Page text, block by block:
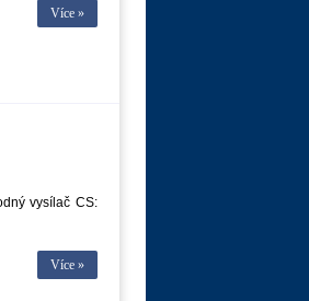
Více »
vysílač CS:
Více »